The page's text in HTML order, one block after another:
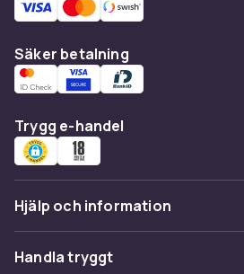
Säker betalning
Trygg e-handel
Hjälp och information
Vanliga frågor
Handla tryggt